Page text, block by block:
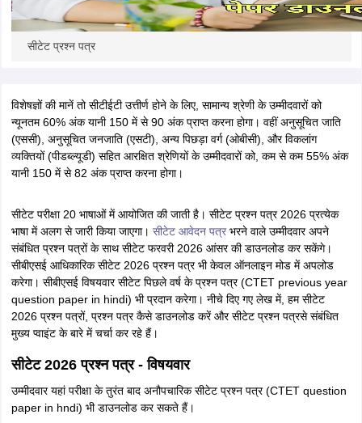
सीटेट प्रश्न पत्र
विशेषज्ञों की मानें तो सीटीईटी उत्तीर्ण होने के लिए, सामान्य श्रेणी के उम्मीदवारों को
न्यूनतम 60% अंक यानी 150 में से 90 अंक प्राप्त करना होगा। वहीं अनुसूचित जाति
(एससी), अनुसूचित जनजाति (एसटी), अन्य पिछड़ा वर्ग (ओबीसी), और विकलांग
व्यक्तियों (पीडब्ल्यूडी) सहित आरक्षित श्रेणियों के उम्मीदवारों को, कम से कम 55% अंक
यानी 150 में से 82 अंक प्राप्त करना होगा।
सीटेट परीक्षा 20 भाषाओं में आयोजित की जाती है। सीटेट प्रश्न पत्र 2026 प्रत्येक
भाषा में अलग से जारी किया जाएगा। सीटेट आवेदन पत्रभरने वाले उम्मीदवार अपने
संबंधित प्रश्न पत्रों के साथ सीटेट फरवरी 2026 आंसर की डाउनलोड कर सकेंगे।
सीबीएसई आधिकारिक सीटेट 2026 प्रश्न पत्र भी केवल ऑनलाइन मोड में अपलोड
करेगा। सीबीएसई विषयवार सीटेट पिछले वर्ष के प्रश्न पत्र (CTET previous year
question paper in hindi) भी प्रदान करेगा। नीचे दिए गए लेख में, हम सीटेट
2026 प्रश्न पत्रों, प्रश्न पत्र कैसे डाउनलोड करें और सीटेट प्रश्न पत्रसे संबंधित
मुख्य प्वाइंट के बारे में चर्चा कर रहे हैं।
सीटेट 2026 प्रश्न पत्र - विषयवार
उम्मीदवार यहां परीक्षा के तुरंत बाद अनौपचारिक सीटेट प्रश्न पत्र (CTET question
paper in hndi) भी डाउनलोड कर सकते हैं।